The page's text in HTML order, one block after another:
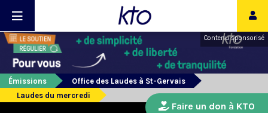
Contenu sponsorisé
Émissions
Office des Laudes à St-Gervais
Laudes du mercredi
Faire un don à KTO